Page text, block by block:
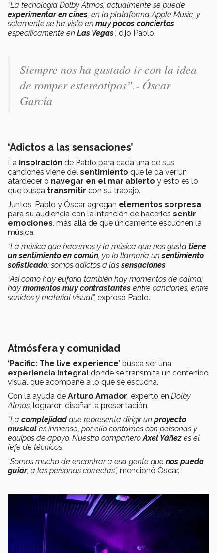
“La tecnología Dolby Atmos, actualmente se puede
experimentar en cines, en la plataforma Apple Music, y
solamente se ha visto en muy pocos conciertos
específicamente en Las Vegas”, dijo Pablo.
Siempre nos ha gustado ir con la idea
de romper estereotipos”.- Óscar
García
‘Adictos a las sensaciones’
La inspiración de Pablo para cada una de sus
canciones viene del sentimiento que le da ver un
atardecer o navegar en el mar abierto y esto es lo
que busca transmitir con su trabajo.
Juntos, Pablo y Óscar agregan elementos sorpresa
para su audiencia con la intención de hacerles sentir
emociones, más allá de que únicamente escuchen la
música.
“La música que hacemos y la música que nos gusta tiene
un sentimiento en común, yo lo llamaría unsentimiento
sofisticado; somos adictos a lassensaciones
“Así como hay euforia también hay momentos de calma;
hay momentos muy contrastantes entre canciones, entre
sonidos y material visual”, expresó Pablo.
Atmósfera y comunidad
‘Pacific: The live experience’ busca ser una
experiencia integral donde se transmita un contenido
visual que acompañe a lo que se escucha.
Con la ayuda de Arturo Amador, experto en Dolby
Atmos, lograron diseñar la presentación.
“La complejidadque representa dirigir un proyecto
musical es inmensa, por ello contamos con personas y
equipos de apoyo. Nuestro compañeroAxel Yáñez es el
jefe de técnicos.
“Somos mucho de encontrar a esa gente que nos pueda
guiar, a las personas correctas”, mencionó Óscar.